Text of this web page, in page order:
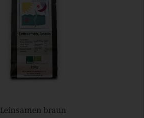
Leinsamen braun